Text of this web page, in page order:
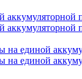
аккумуляторной
аккумуляторной
на единой
на единой